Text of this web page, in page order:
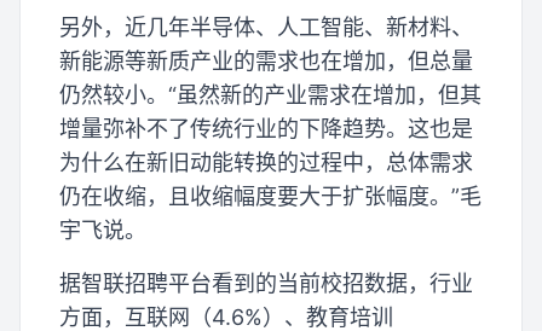
另外，近几年半导体、人工智能、新材料、
新能源等新质产业的需求也在增加，但总量
仍然较小。“虽然新的产业需求在增加，但其
增量弥补不了传统行业的下降趋势。这也是
为什么在新旧动能转换的过程中，总体需求
仍在收缩，且收缩幅度要大于扩张幅度。”毛
宇飞说。
据智联招聘平台看到的当前校招数据，行业
方面，互联网（4.6%）、教育培训